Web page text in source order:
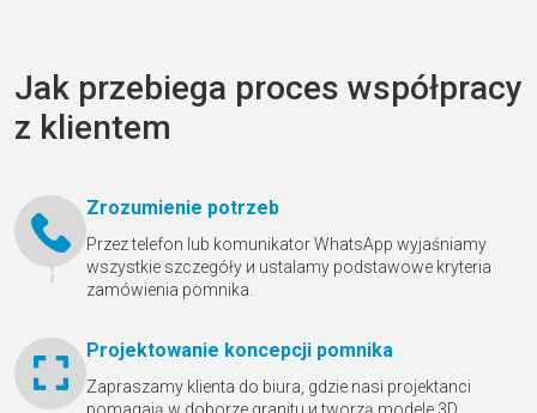
Jak przebiega proces współpracy
z klientem
Zrozumienie potrzeb
Przez telefon lub komunikator WhatsApp wyjaśniamy
wszystkie szczegóły и ustalamy podstawowe kryteria
zamówienia pomnika.
Projektowanie koncepcji pomnika
Zapraszamy klienta do biura, gdzie nasi projektanci
pomagają w doborze granitu и tworzą modele 3D